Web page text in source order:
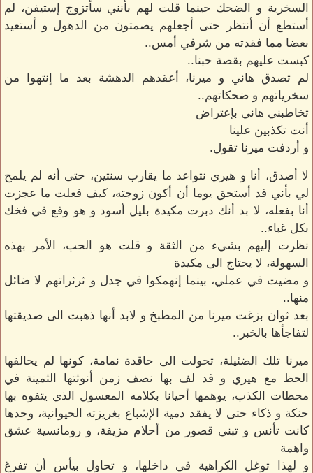
السخرية و الضحك حينما قلت لهم بأنني سأتزوج إستيفن، لم
أستطع أن أنتظر حتى أجعلهم يصمتون من الدهول و أستعيد
بعضا مما فقدته من شرفي أمس..
كبست عليهم بقصة حبنا..
لم تصدق هاني و ميرنا، أعقدهم الدهشة بعد ما إنتهوا من
سخرياتهم و ضحكاتهم..
تخاطبني هاني بإعتراض
أنت تكذبين علينا
و أردفت ميرنا تقول.
لا أصدق، أنا و هيري نتواعد ما يقارب سنتين، حتى أنه لم يلمح
لي بأني قد أستحق يوما أن أكون زوجته، كيف فعلت ما عجزت
أنا بفعله، لا بد أنك دبرت مكيدة بليل أسود و هو وقع في فخك
بكل غباء..
نظرت إليهم بشيء من الثقة و قلت هو الحب، الأمر بهذه
السهولة، لا يحتاج الى مكيدة
و مضيت في عملي، بينما إنهمكوا في جدل و ثرثراتهم لا ضائل
منها..
بعد ثوان بزغت ميرنا من المطبخ و لابد أنها ذهبت الى صديقتها
لتفاجأها بالخبر..
ميرنا تلك الضئيلة، تحولت الى حاقدة نمامة، كونها لم يحالفها
الحظ مع هيري و قد لف بها نصف زمن أنوثتها الثمينة في
محطات الكذب، يوهمها أحيانا بكلامه المعسول الذي يتفوه بها
حنكة و ذكاء حتى لا يفقد دمية الإشباع بغريزته الحيوانية، وحدها
كانت تأنس و تبني قصور من أحلام مزيفة، و رومانسية عشق
واهمة
و لهذا توغل الكراهية في داخلها، و تحاول بيأس أن تفرغ